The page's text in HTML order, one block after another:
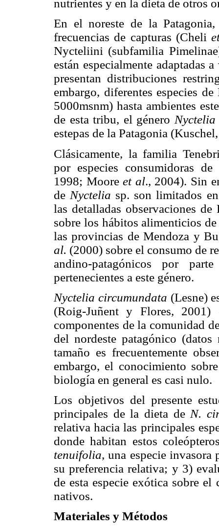
nutrientes y en la dieta de otros
En el noreste de la
frecuencias de capturas (Cheli
Nycteliini (subfamilia
están especialmente adaptadas
presentan distribuciones
embargo, diferentes especies
5000msnm) hasta ambientes
de esta tribu, el género Nyctelia
estepas de la Patagonia
Clásicamente, la familia
por especies consumidoras
1998; Mooreet al., 2004). Sin
de Nyctelia sp. son limitados
las detalladas observaciones
sobre los hábitos alimenticios
las provincias de Mendoza y
al. (2000) sobre el consumo de
andino-patagónicos por
pertenecientes a este género.
Nyctelia circumundata (Lesne)
(Roig-Juñent y Flores,
componentes de la comunidad
del nordeste patagónico
tamaño es frecuentemente
embargo, el conocimiento
biología en general es casi nulo.
Los objetivos del presente
principales de la dieta de N.
relativa hacia las principales
donde habitan estos
tenuifolia, una especie invasora
su preferencia relativa; y 3)
de esta especie exótica sobre
nativos.
Materiales y Métodos